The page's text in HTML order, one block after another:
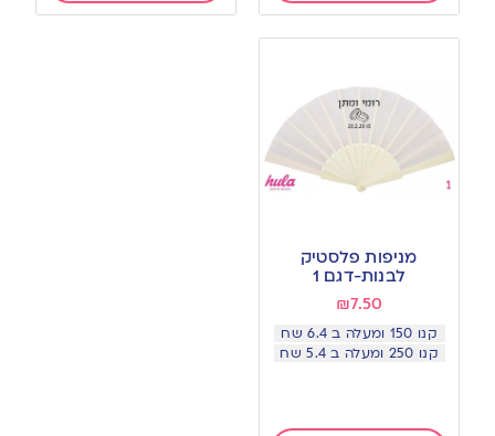
מניפות פלסטיק
לבנות-דגם 1
₪7.50
קנו 150 ומעלה ב 6.4 שח
קנו 250 ומעלה ב 5.4 שח